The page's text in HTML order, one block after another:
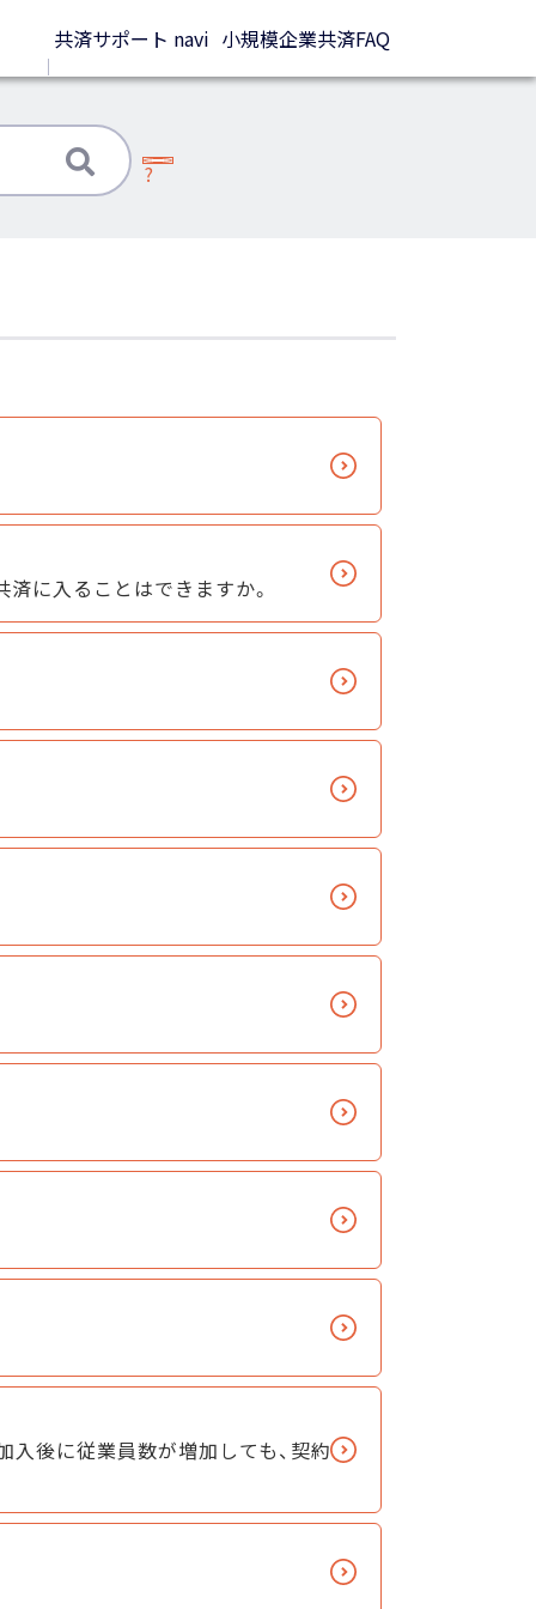
共済サポート navi 小規模企業共済FAQ
に入ることはできますか。
入後に従業員数が増加しても、契約